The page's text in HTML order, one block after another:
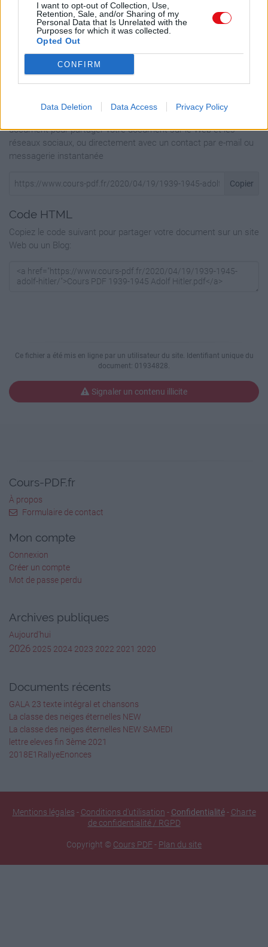
I want to opt-out of Collection, Use,
Retention, Sale, and/or Sharing of my
Personal Data that Is Unrelated with the
Purposes for which it was collected.
Opted Out
CONFIRM
Data Deletion Data Access Privacy Policy
https://multiup.org/download/
Faire un lien vers cette page
document pour partager votre document sur le Web et les
réseaux sociaux, ou directement avec un contact par e-mail ou
messagerie instantanée
Copier
Code HTML
Copiez le code suivant pour partager votre document sur un site
Web ou un Blog:
Ce fichier a été mis en ligne par un utilisateur du site. Identifiant unique du
document: 01934828.
Signaler un contenu illicite
Cours-PDF.fr
À propos
Formulaire de contact
Mon compte
Connexion
Créer un compte
Mot de passe perdu
Archives publiques
Aujourd'hui
2026 2025 2024 2023 2022 2021 2020
Documents récents
GALA 23 texte intégral et chansons
La classe des neiges éternelles NEW
La classe des neiges éternelles NEW SAMEDI
lettre eleves fin 3ème 2021
2018E1RallyeEnonces
Mentions légales - Conditions d'utilisation - Confidentialité- Charte
de confidentialité / RGPD
Copyright © Cours PDF - Plan du site